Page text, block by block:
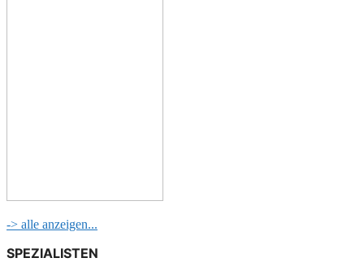
-> alle anzeigen...
SPEZIALISTEN